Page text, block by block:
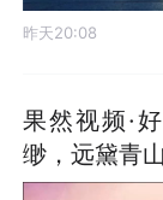
昨天20:08
果然视频·
缈，远黛青